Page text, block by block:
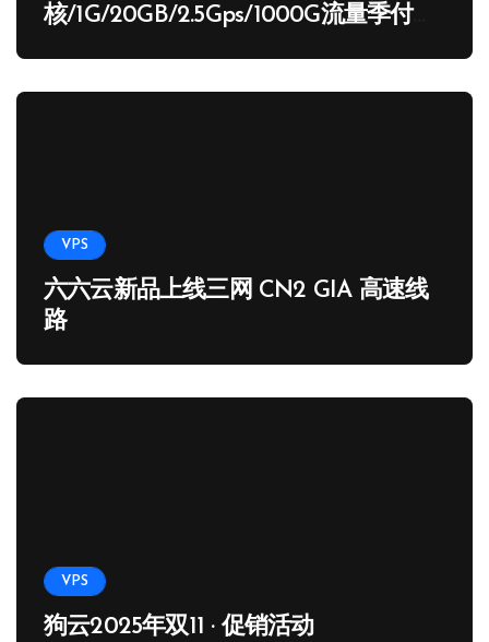
核/1G/20GB/2.5Gps/1000G流量季付
VPS
六六云新品上线三网 CN2 GIA 高速线
路
VPS
狗云2025年双11 · 促销活动